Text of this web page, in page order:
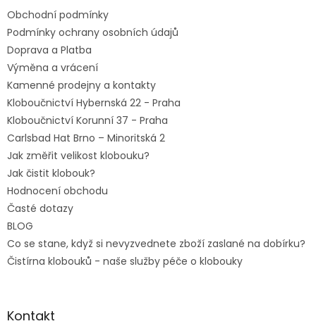
Obchodní podmínky
Podmínky ochrany osobních údajů
Doprava a Platba
Výměna a vrácení
Kamenné prodejny a kontakty
Kloboučnictví Hybernská 22 - Praha
Kloboučnictví Korunní 37 - Praha
Carlsbad Hat Brno – Minoritská 2
Jak změřit velikost klobouku?
Jak čistit klobouk?
Hodnocení obchodu
Časté dotazy
BLOG
Co se stane, když si nevyzvednete zboží zaslané na dobírku?
Čistírna klobouků - naše služby péče o klobouky
Kontakt